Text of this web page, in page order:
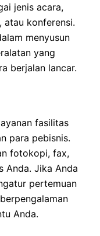
jenis acara,
atau konferensi.
menyusun
yang
berjalan lancar.
fasilitas
para pebisnis.
fotokopi, fax,
Anda. Jika Anda
pertemuan
Anda.